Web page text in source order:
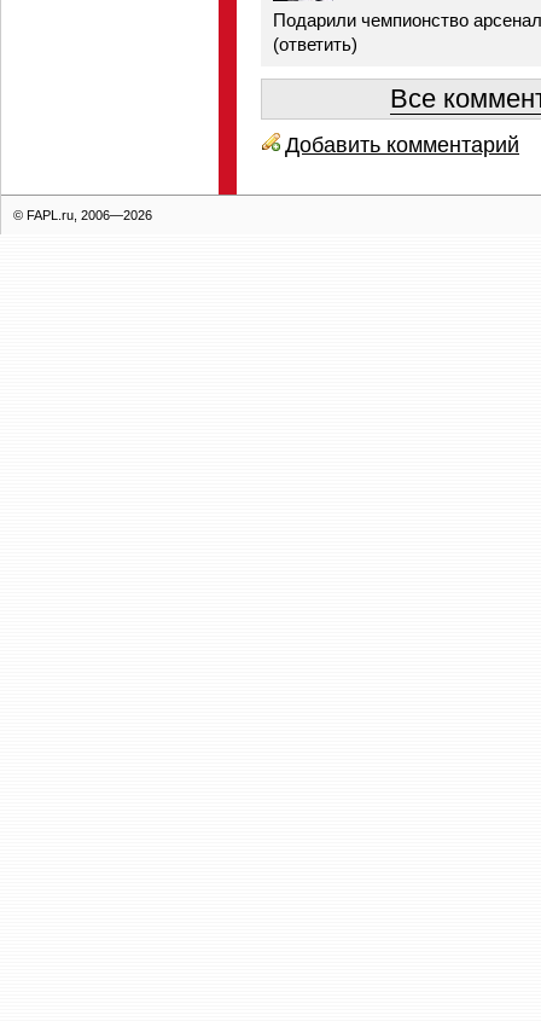
Подарили чемпионство
(ответить)
Все
Добавить комментарий
© FAPL.ru, 2006—2026